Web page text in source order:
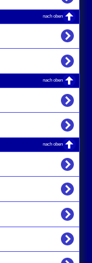
nach oben
nach oben
nach oben